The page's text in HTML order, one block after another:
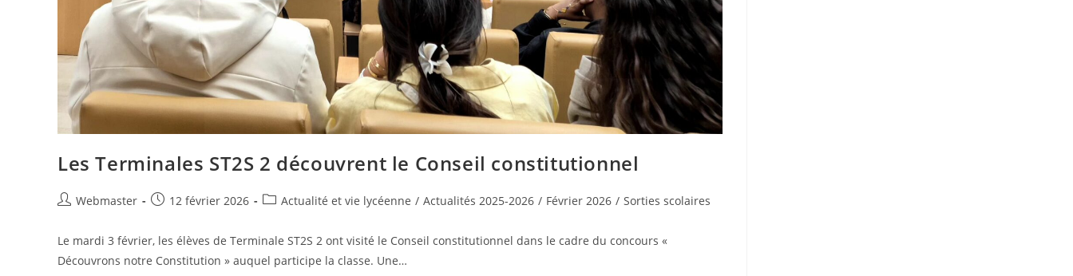
Les Terminales ST2S 2 découvrent le Conseil constitutionnel
Auteur/autrice
la
Webmaster
Publication
12 février 2026
PostActualité et vie lycéenne / Actualités 2025-2026 / Février 2026 / Sorties scolaires
Le mardi 3 février, les élèves de Terminale ST2S 2 ont visité le Conseil constitutionnel dans le cadre du concours «
Découvrons notre Constitution » auquel participe la classe. Une…